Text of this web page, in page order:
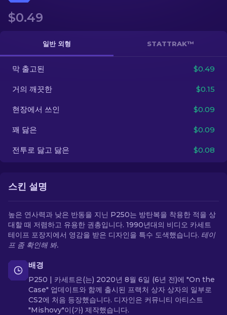
장갑
케이스
기타
$0.49
일반 외형 STATTRAK™
막 출고된 $0.49
거의 깨끗한 $0.15
현장에서 쓰인 $0.09
꽤 닳은 $0.09
전투로 닳고 닳은 $0.08
스킨 설명
높은 연사력과 낮은 반동을 지닌 P250는 방탄복을 착용한 적을 상
대할 때 저렴하고 유용한 권총입니다. 1990년대의 비디오 카세트
테이프 포장지에서 영감을 받은 디자인을 특수 도색했습니다. 테이
프 좀 확인해 봐.
배경
P250 | 카세트은(는) 2020년 8월 6일 (6년 전)에 "On the
Case" 업데이트와 함께 출시된 프랙처 상자 상자의 일부로
CS2에 처음 등장했습니다. 디자인은 커뮤니티 아티스트
"Mishovy"이(가) 제작했습니다.